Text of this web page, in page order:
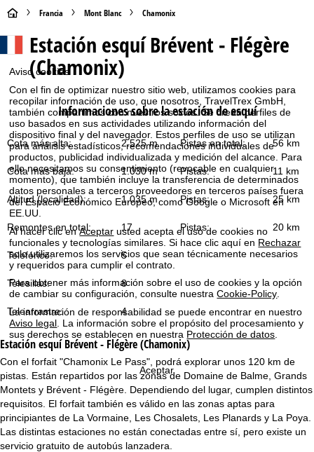
Aviso cookies
Con el fin de optimizar nuestro sitio web, utilizamos cookies para
recopilar información de uso, que nosotros, TravelTrex GmbH,
también compartimos con nuestros socios. Se crean perfiles de
uso basados en sus actividades utilizando información del
dispositivo final y del navegador. Estos perfiles de uso se utilizan
para análisis estadísticos, recomendaciones individuales de
productos, publicidad individualizada y medición del alcance. Para
ello necesitamos su consentimiento (revocable en cualquier
momento), que también incluye la transferencia de determinados
datos personales a terceros proveedores en terceros países fuera
del Espacio Económico Europeo, como Google o Microsoft en
EE.UU.
Al hacer clic enAceptar usted acepta el uso de cookies no
funcionales y tecnologías similares. Si hace clic aquí en Rechazar
solo utilizaremos los servicios que sean técnicamente necesarios
y requeridos para cumplir el contrato.
Para obtener más información sobre el uso de cookies y la opción
de cambiar su configuración, consulte nuestraCookie-Policy
La información de responsabilidad se puede encontrar en nuestro
Aviso legal . La información sobre el propósito del procesamiento y
sus derechos se establecen en nuestra Protección de datos
Aceptar
P
g
i
n
a
p
r
i
n
c
i
p
a
l
Francia Mont Blanc Chamonix
Estación esquíBrévent - Flégère
(Chamonix)
Informaciones sobre la estación de esquí
Cota más alta: 2.525 m Pistas en total: 56 km
Cota más baja: 1.030 m Pistas: 11 km
Altitud (localidad): 1.035 m Pistas: 25 km
Remontes en total: 17 Pistas: 20 km
Teleférico: 5
Telesillas: 8
Telearrastre: 4
Estación esquíBrévent - Flégère (Chamonix)
Con el forfait "Chamonix Le Pass", podrá explorar unos 120 km de
pistas. Están repartidos por las zonas de Domaine de Balme, Grands
Montets y Brévent - Flégère. Dependiendo del lugar, cumplen distintos
requisitos. El forfait también es válido en las zonas aptas para
principiantes de La Vormaine, Les Chosalets, Les Planards y La Poya.
Las distintas estaciones no están conectadas entre sí, pero existe un
servicio gratuito de autobús lanzadera.